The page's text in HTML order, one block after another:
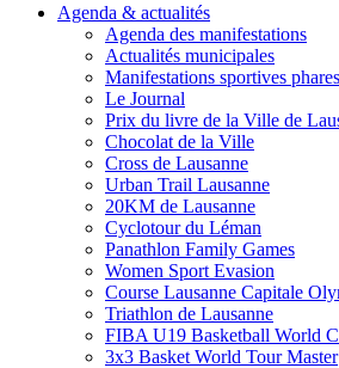
Agenda & actualités
Agenda des manifestations
Actualités municipales
Manifestations sportives phares
Le Journal
Prix du livre de la Ville de
Chocolat de la Ville
Cross de Lausanne
Urban Trail Lausanne
20KM de Lausanne
Cyclotour du Léman
Panathlon Family Games
Women Sport Evasion
Course Lausanne Capitale
Triathlon de Lausanne
FIBA U19 Basketball World
3x3 Basket World Tour Master